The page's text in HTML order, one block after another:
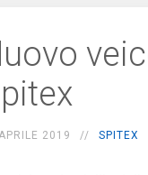
2019 SPITEX